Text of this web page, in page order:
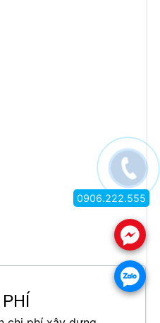
.
.
0906.222.555